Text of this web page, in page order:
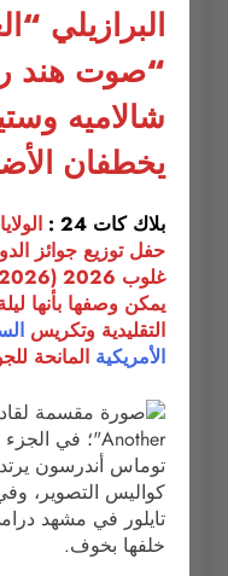
البرازيلي
“صوت هند
شالاميه
يخطفان
بلاك كات 24 :
حفل توزيع جوائز
يمكن وصفها بأنها
التقليدية وتكريس
الأمريكية المانحة